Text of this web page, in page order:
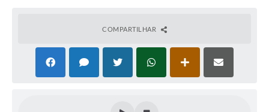
Legislação
COMPARTILHAR